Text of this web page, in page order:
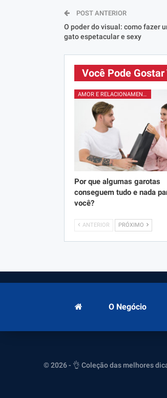
POST ANTERIOR
O poder do visual: como fazer
gato espetacular e sexy
Você Pode Gostar
AMOR E RELACIONAMENTOS
Por que algumas garotas
conseguem tudo e nada
você?
ANTERIOR PRÓXIMO
O Negócio
© 2026 - 👌 Coleção das melhores